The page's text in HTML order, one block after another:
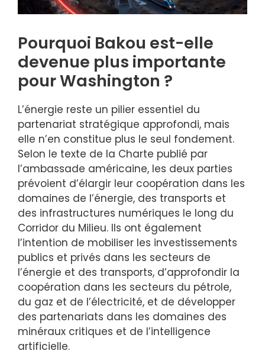
Pourquoi Bakou est-elle
devenue plus importante
pour Washington ?
L’énergie reste un pilier essentiel du
partenariat stratégique approfondi, mais
elle n’en constitue plus le seul fondement.
Selon le texte de la Charte publié par
l’ambassade américaine, les deux parties
prévoient d’élargir leur coopération dans les
domaines de l’énergie, des transports et
des infrastructures numériques le long du
Corridor du Milieu. Ils ont également
l’intention de mobiliser les investissements
publics et privés dans les secteurs de
l’énergie et des transports, d’approfondir la
coopération dans les secteurs du pétrole,
du gaz et de l’électricité, et de développer
des partenariats dans les domaines des
minéraux critiques et de l’intelligence
artificielle.